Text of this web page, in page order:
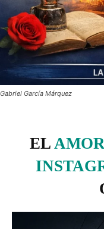
Gabriel García Márquez
EL